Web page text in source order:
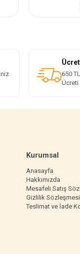
650
Ücreti
Kurumsal
Anasayfa
Hakkımızda
Mesafeli Satış
Gizlilik Sözleşmesi
Teslimat ve İade